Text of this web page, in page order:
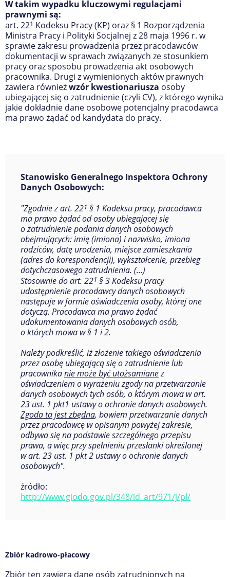
W takim wypadku kluczowymi regulacjami
prawnymi są:
art. 221 Kodeksu Pracy (KP) oraz § 1 Rozporządzenia
Ministra Pracy i Polityki Socjalnej z 28 maja 1996 r. w
sprawie zakresu prowadzenia przez pracodawców
dokumentacji w sprawach związanych ze stosunkiem
pracy oraz sposobu prowadzenia akt osobowych
pracownika. Drugi z wymienionych aktów prawnych
zawiera równieżwzór kwestionariusza osoby
ubiegającej się o zatrudnienie (czyli CV), z którego wynika
jakie dokładnie dane osobowe potencjalny pracodawca
ma prawo żądać od kandydata do pracy.
Stanowisko Generalnego Inspektora Ochrony
Danych Osobowych:
"Zgodnie z art. 221 § 1 Kodeksu pracy, pracodawca
ma prawo żądać od osoby ubiegającej się
o zatrudnienie podania danych osobowych
obejmujących: imię (imiona) i nazwisko, imiona
rodziców, datę urodzenia, miejsce zamieszkania
(adres do korespondencji), wykształcenie, przebieg
dotychczasowego zatrudnienia. (...)
Stosownie do art. 221 § 3 Kodeksu pracy
udostępnienie pracodawcy danych osobowych
następuje w formie oświadczenia osoby, której one
dotyczą. Pracodawca ma prawo żądać
udokumentowania danych osobowych osób,
o których mowa w § 1 i 2.
Należy podkreślić, iż złożenie takiego oświadczenia
przez osobę ubiegającą się o zatrudnienie lub
pracownikanie może być utożsamianez
oświadczeniem o wyrażeniu zgody na przetwarzanie
danych osobowych tych osób, o którym mowa w art.
23 ust. 1 pkt1 ustawy o ochronie danych osobowych.
Zgoda ta jest zbędna, bowiem przetwarzanie danych
przez pracodawcę w opisanym powyżej zakresie,
odbywa się na podstawie szczególnego przepisu
prawa, a więc przy spełnieniu przesłanki określonej
w art. 23 ust. 1 pkt 2 ustawy o ochronie danych
osobowych".
źródło:
http://www.giodo.gov.pl/348/id_art/971/j/pl/
Zbiór kadrowo-płacowy
Zbiór ten zawiera dane osób zatrudnionych na